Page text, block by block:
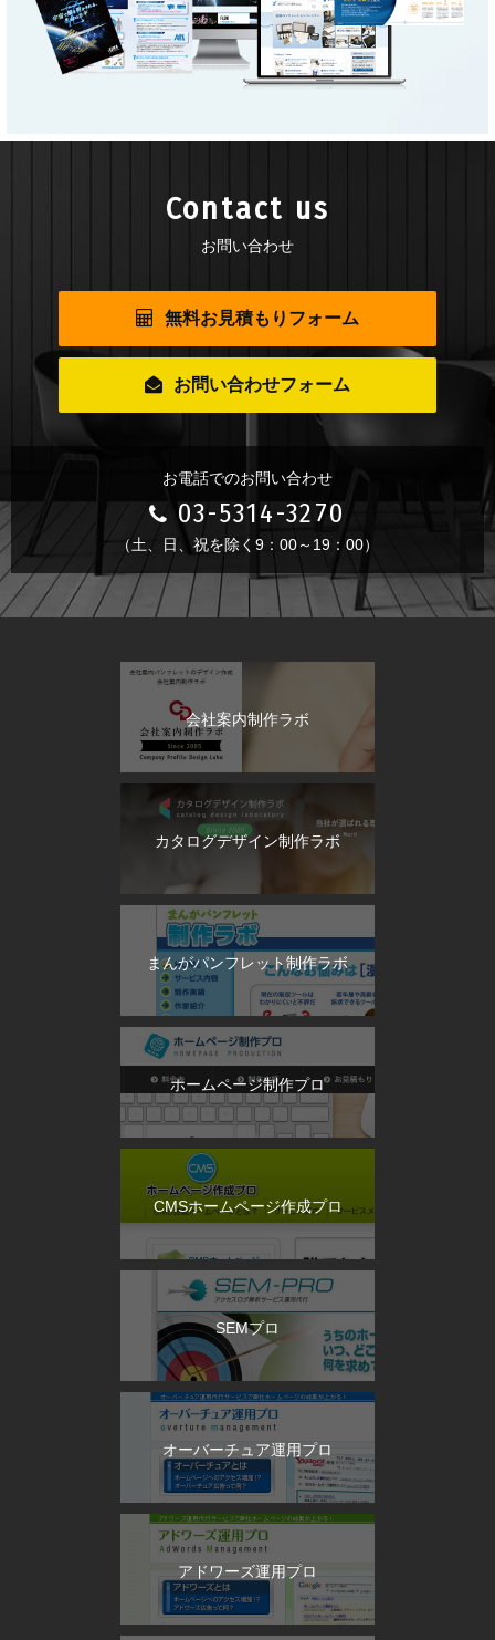
Contact us
お問い合わせ
無料お見積もりフォーム
お問い合わせフォーム
お電話でのお問い合わせ
03-5314-3270
（土、日、祝を除く9：00～19：00）
会社案内制作ラボ
カタログデザイン制作ラボ
まんがパンフレット制作ラボ
ホームページ制作プロ
CMSホームページ作成プロ
SEMプロ
オーバーチュア運用プロ
アドワーズ運用プロ